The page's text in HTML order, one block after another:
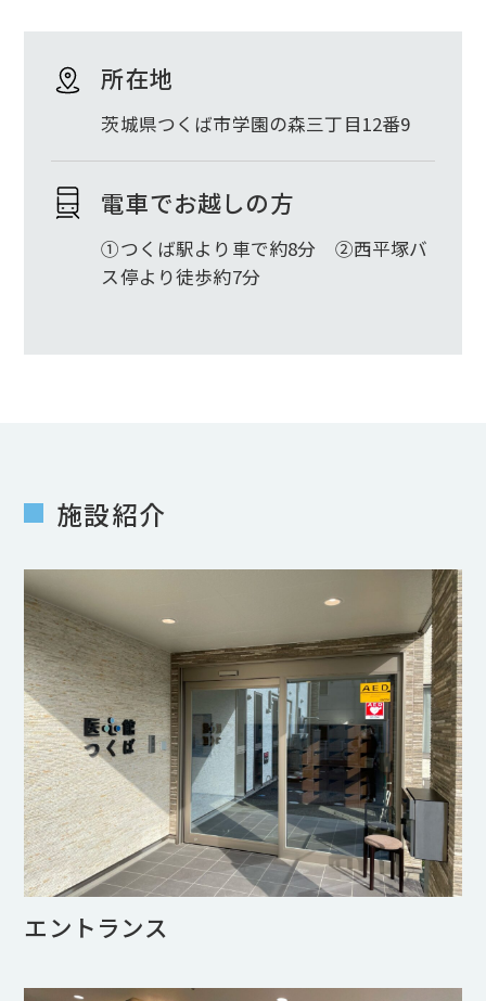
所在地
茨城県つくば市学園の森三丁目12番9
電車でお越しの方
①つくば駅より車で約8分 ②西平塚バ
ス停より徒歩約7分
施設紹介
エントランス